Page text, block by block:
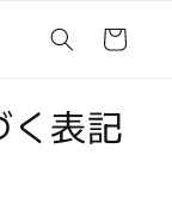
ー
く表記